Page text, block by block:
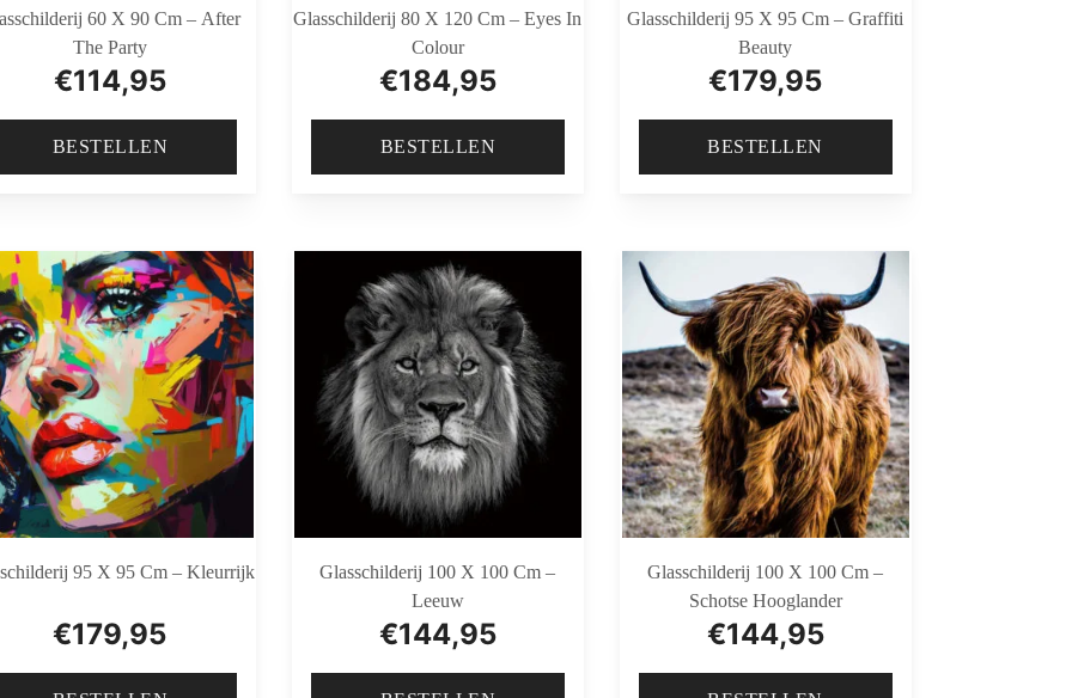
60 X 90 Cm – After
The Party
€114,95
BESTELLEN
Glasschilderij 80 X 120 Cm – Eyes In
Colour
€184,95
BESTELLEN
Glasschilderij 95 X 95 Cm – Graffiti
Beauty
€179,95
BESTELLEN
95 X 95 Cm – Kleurrijk
€179,95
Glasschilderij 100 X 100 Cm –
Leeuw
€144,95
Glasschilderij 100 X 100 Cm –
Schotse Hooglander
€144,95